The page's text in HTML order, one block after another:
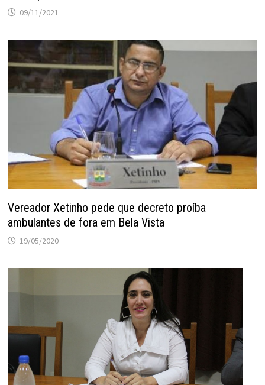
09/11/2021
Vereador Xetinho pede que decreto proíba
ambulantes de fora em Bela Vista
19/05/2020